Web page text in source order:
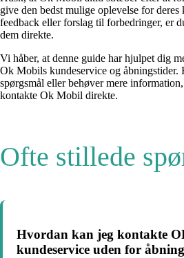
give den bedst mulige oplevelse for
feedback eller forslag til forbedringer, er
dem direkte.
Vi håber, at denne guide har hjulpet dig
Ok Mobils kundeservice og åbningstider.
spørgsmål eller behøver mere
kontakte Ok Mobil direkte.
Ofte stillede
Hvordan kan jeg kontakte
kundeservice uden for